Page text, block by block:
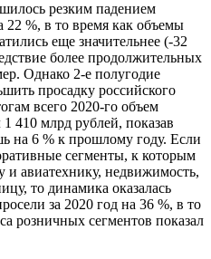
резким падением
22 %, в то время как объемы
еще значительнее (-32
более продолжительных
Однако 2-е полугодие
просадку российского
всего 2020-го объем
410 млрд рублей, показав
на 6 % к прошлому году. Если
сегменты, к которым
и авиатехнику, недвижимость,
то динамика оказалась
за 2020 год на 36 %, в то
розничных сегментов показал